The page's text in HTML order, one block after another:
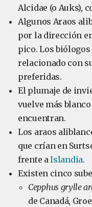
Alcidae (o Auks),
Algunos Araos
por la dirección
pico. Los biólogos
relacionado con
preferidas.
El plumaje de
vuelve más
encuentran.
Los araos
que crían en
frente aIslandia.
Existen cinco
Cepphus grylle
de Canadá,